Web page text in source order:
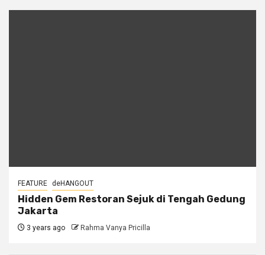
FEATURE deHANGOUT
Hidden Gem Restoran Sejuk di Tengah Gedung
Jakarta
3 years ago Rahma Vanya Pricilla